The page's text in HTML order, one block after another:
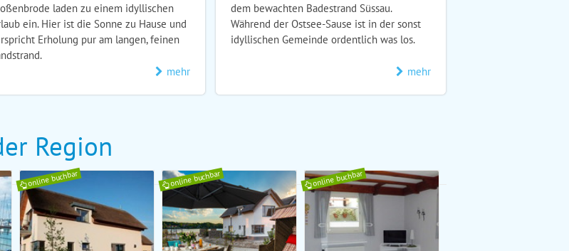
laden zu einem idyllischen
ein. Hier ist die Sonne zu Hause und
Erholung pur am langen, feinen
mehr
dem bewachten Badestrand Süssau.
Während der Ostsee-Sause ist in der sonst
idyllischen Gemeinde ordentlich was los.
mehr
Region
online buchbar online buchbar online buchbar